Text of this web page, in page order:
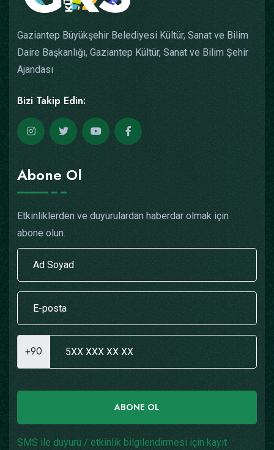
Gaziantep Büyükşehir Belediyesi Kültür, Sanat ve Bilim
Daire Başkanlığı, Gaziantep Kültür, Sanat ve Bilim Şehir
Ajandası
Bizi Takip Edin:
Abone Ol
Etkinliklerden ve duyurulardan haberdar olmak için
abone olun.
+90
ABONE OL
SMS ile duyuru / etkinlik bilgilendirmesi için kayıt